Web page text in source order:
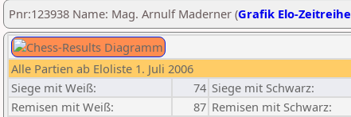
Pnr:123938 Name: Mag. Arnulf Maderner (Grafik Elo-Zeitreihe
Alle Partien ab Eloliste 1. Juli 2006
Siege mit Weiß:
74 Siege mit Schwarz:
Remisen mit Weiß:
87 Remisen mit Schwarz: